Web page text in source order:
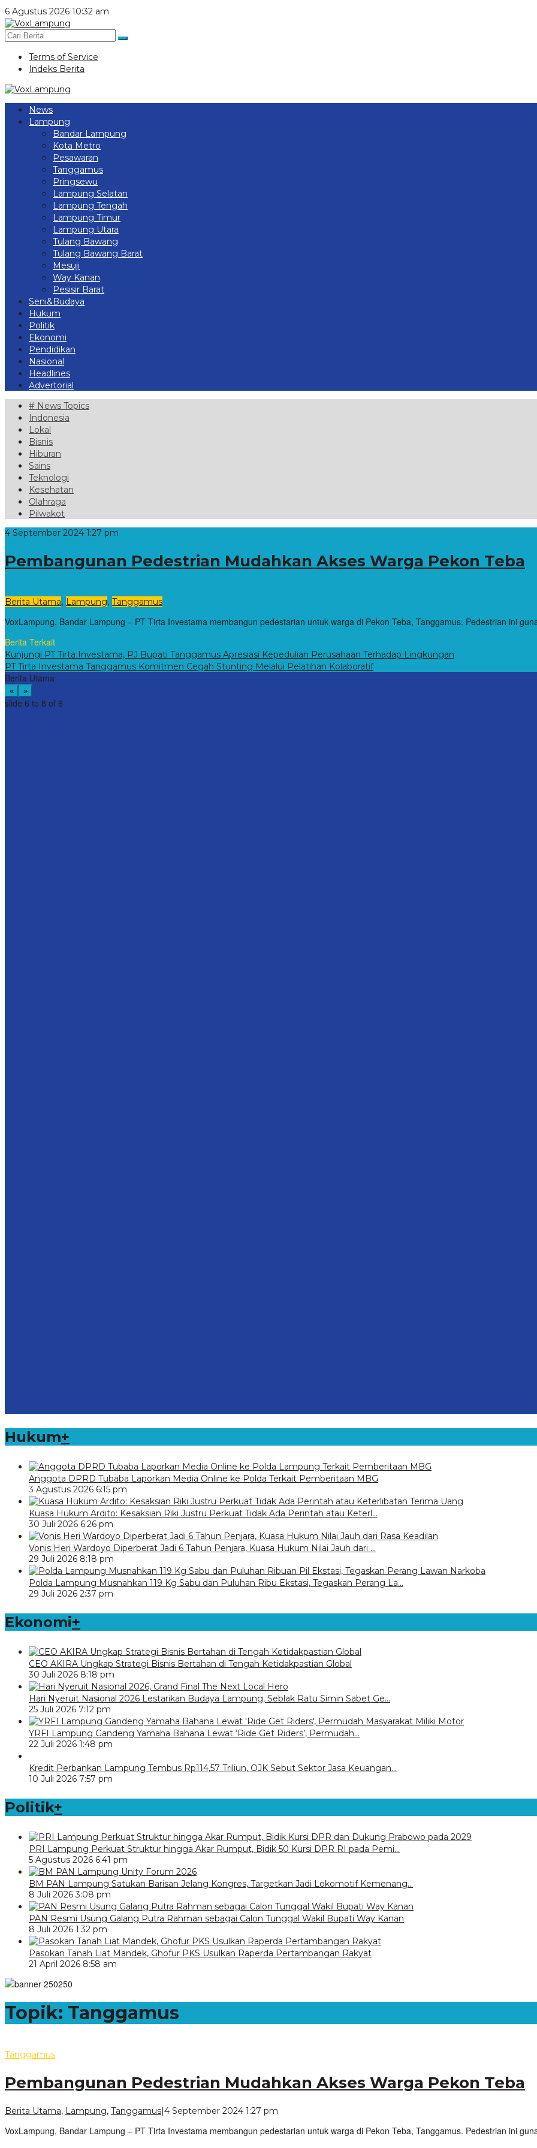
Lewati
ke
konten
6 Agustus 2026 10:32 am
Terms of Service
Indeks Berita
News
Lampung
Bandar Lampung
Kota Metro
Pesawaran
Tanggamus
Pringsewu
Lampung Selatan
Lampung Tengah
Lampung Timur
Lampung Utara
Tulang Bawang
Tulang Bawang Barat
Mesuji
Way Kanan
Pesisir Barat
Seni&Budaya
Hukum
Politik
Ekonomi
Pendidikan
Nasional
Headlines
Advertorial
# News Topics
Indonesia
Lokal
Bisnis
Hiburan
Sains
Teknologi
Kesehatan
Olahraga
Pilwakot
4 September 2024 1:27 pm
Pembangunan Pedestrian Mudahkan Akses Warga Pekon Teba
Berita Utama, Lampung, Tanggamus
VoxLampung, Bandar Lampung – PT Tirta Investama membangun pedestarian untuk warga di Pekon Teba, Tanggamus. Pedestrian ini
Berita Terkait
Kunjungi PT Tirta Investama, PJ Bupati Tanggamus Apresiasi Kepedulian Perusahaan Terhadap Lingkungan
PT Tirta Investama Tanggamus Komitmen Cegah Stunting Melalui Pelatihan Kolaboratif
Berita Utama
« »
slide 7 to 9 of 6
Hukum+
Anggota DPRD Tubaba Laporkan Media Online ke Polda Terkait Pemberitaan MBG
3 Agustus 2026 6:15 pm
Kuasa Hukum Ardito: Kesaksian Riki Justru Perkuat Tidak Ada Perintah atau Keterl…
30 Juli 2026 6:26 pm
Vonis Heri Wardoyo Diperberat Jadi 6 Tahun Penjara, Kuasa Hukum Nilai Jauh dari …
29 Juli 2026 8:18 pm
Polda Lampung Musnahkan 119 Kg Sabu dan Puluhan Ribu Ekstasi, Tegaskan Perang La…
29 Juli 2026 2:37 pm
Ekonomi+
CEO AKIRA Ungkap Strategi Bisnis Bertahan di Tengah Ketidakpastian Global
30 Juli 2026 8:18 pm
Hari Nyeruit Nasional 2026 Lestarikan Budaya Lampung, Seblak Ratu Simin Sabet Ge…
25 Juli 2026 7:12 pm
YRFI Lampung Gandeng Yamaha Bahana Lewat ‘Ride Get Riders’, Permudah…
22 Juli 2026 1:48 pm
Kredit Perbankan Lampung Tembus Rp114,57 Triliun, OJK Sebut Sektor Jasa Keuangan…
10 Juli 2026 7:57 pm
Politik+
PRI Lampung Perkuat Struktur hingga Akar Rumput, Bidik 50 Kursi DPR RI pada Pemi…
5 Agustus 2026 6:41 pm
BM PAN Lampung Satukan Barisan Jelang Kongres, Targetkan Jadi Lokomotif Kemenang…
8 Juli 2026 3:08 pm
PAN Resmi Usung Galang Putra Rahman sebagai Calon Tunggal Wakil Bupati Way Kanan
8 Juli 2026 1:32 pm
Pasokan Tanah Liat Mandek, Ghofur PKS Usulkan Raperda Pertambangan Rakyat
21 April 2026 8:58 am
Topik: Tanggamus
Tanggamus
Pembangunan Pedestrian Mudahkan Akses Warga Pekon Teba
Berita Utama, Lampung, Tanggamus|4 September 2024 1:27 pm
VoxLampung, Bandar Lampung – PT Tirta Investama membangun pedestarian untuk warga di Pekon Teba, Tanggamus. Pedestrian ini